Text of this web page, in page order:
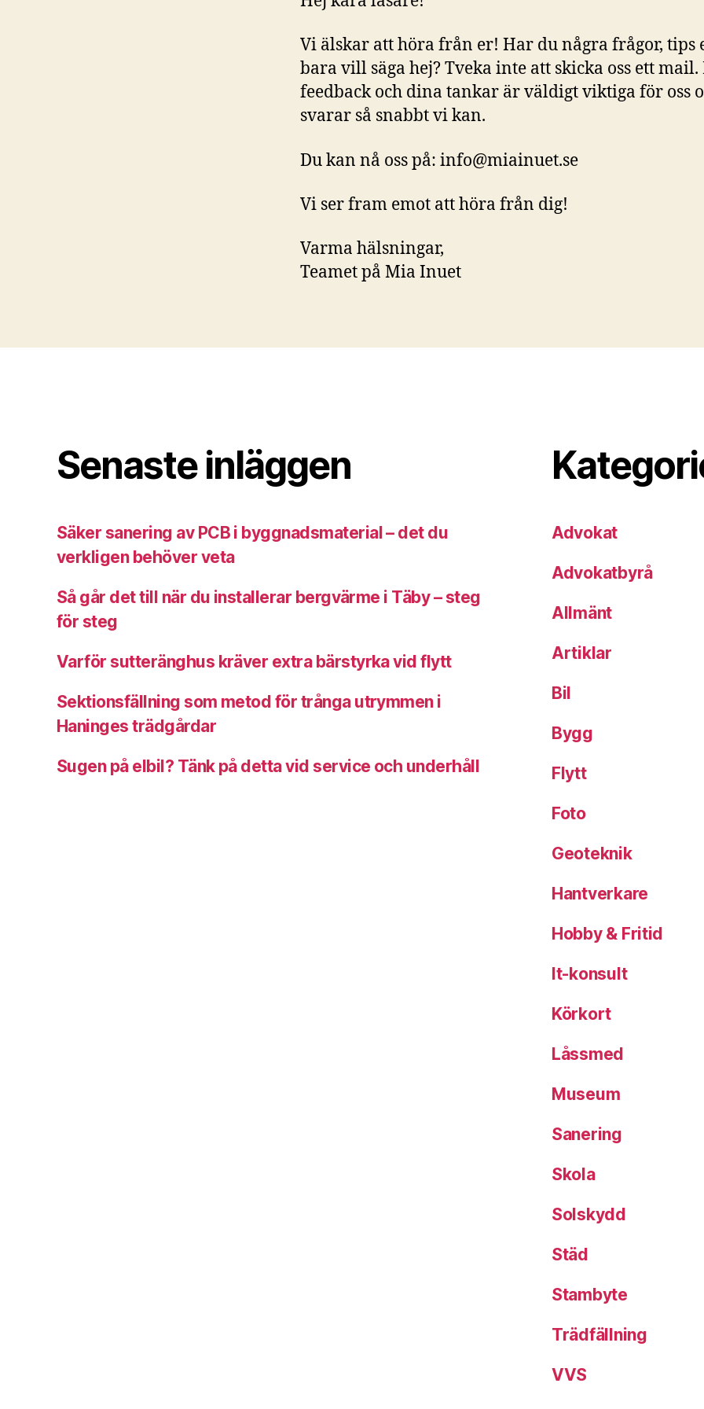
Vi älskar att höra från er! Har du några frågor, tips
bara vill säga hej? Tveka inte att skicka oss ett
feedback och dina tankar är väldigt viktiga för oss
svarar så snabbt vi kan.
Du kan nå oss på: info@miainuet.se
Vi ser fram emot att höra från dig!
Varma hälsningar,
Teamet på Mia Inuet
Senaste inläggen
Säker sanering av PCB i byggnadsmaterial – det du
verkligen behöver veta
Så går det till när du installerar bergvärme i Täby – steg
för steg
Varför sutteränghus kräver extra bärstyrka vid flytt
Sektionsfällning som metod för trånga utrymmen i
Haninges trädgårdar
Sugen på elbil? Tänk på detta vid service och underhåll
Advokat
Advokatbyrå
Allmänt
Artiklar
Bil
Bygg
Flytt
Foto
Geoteknik
Hantverkare
Hobby & Fritid
It-konsult
Körkort
Låssmed
Museum
Sanering
Skola
Solskydd
Städ
Stambyte
Trädfällning
VVS